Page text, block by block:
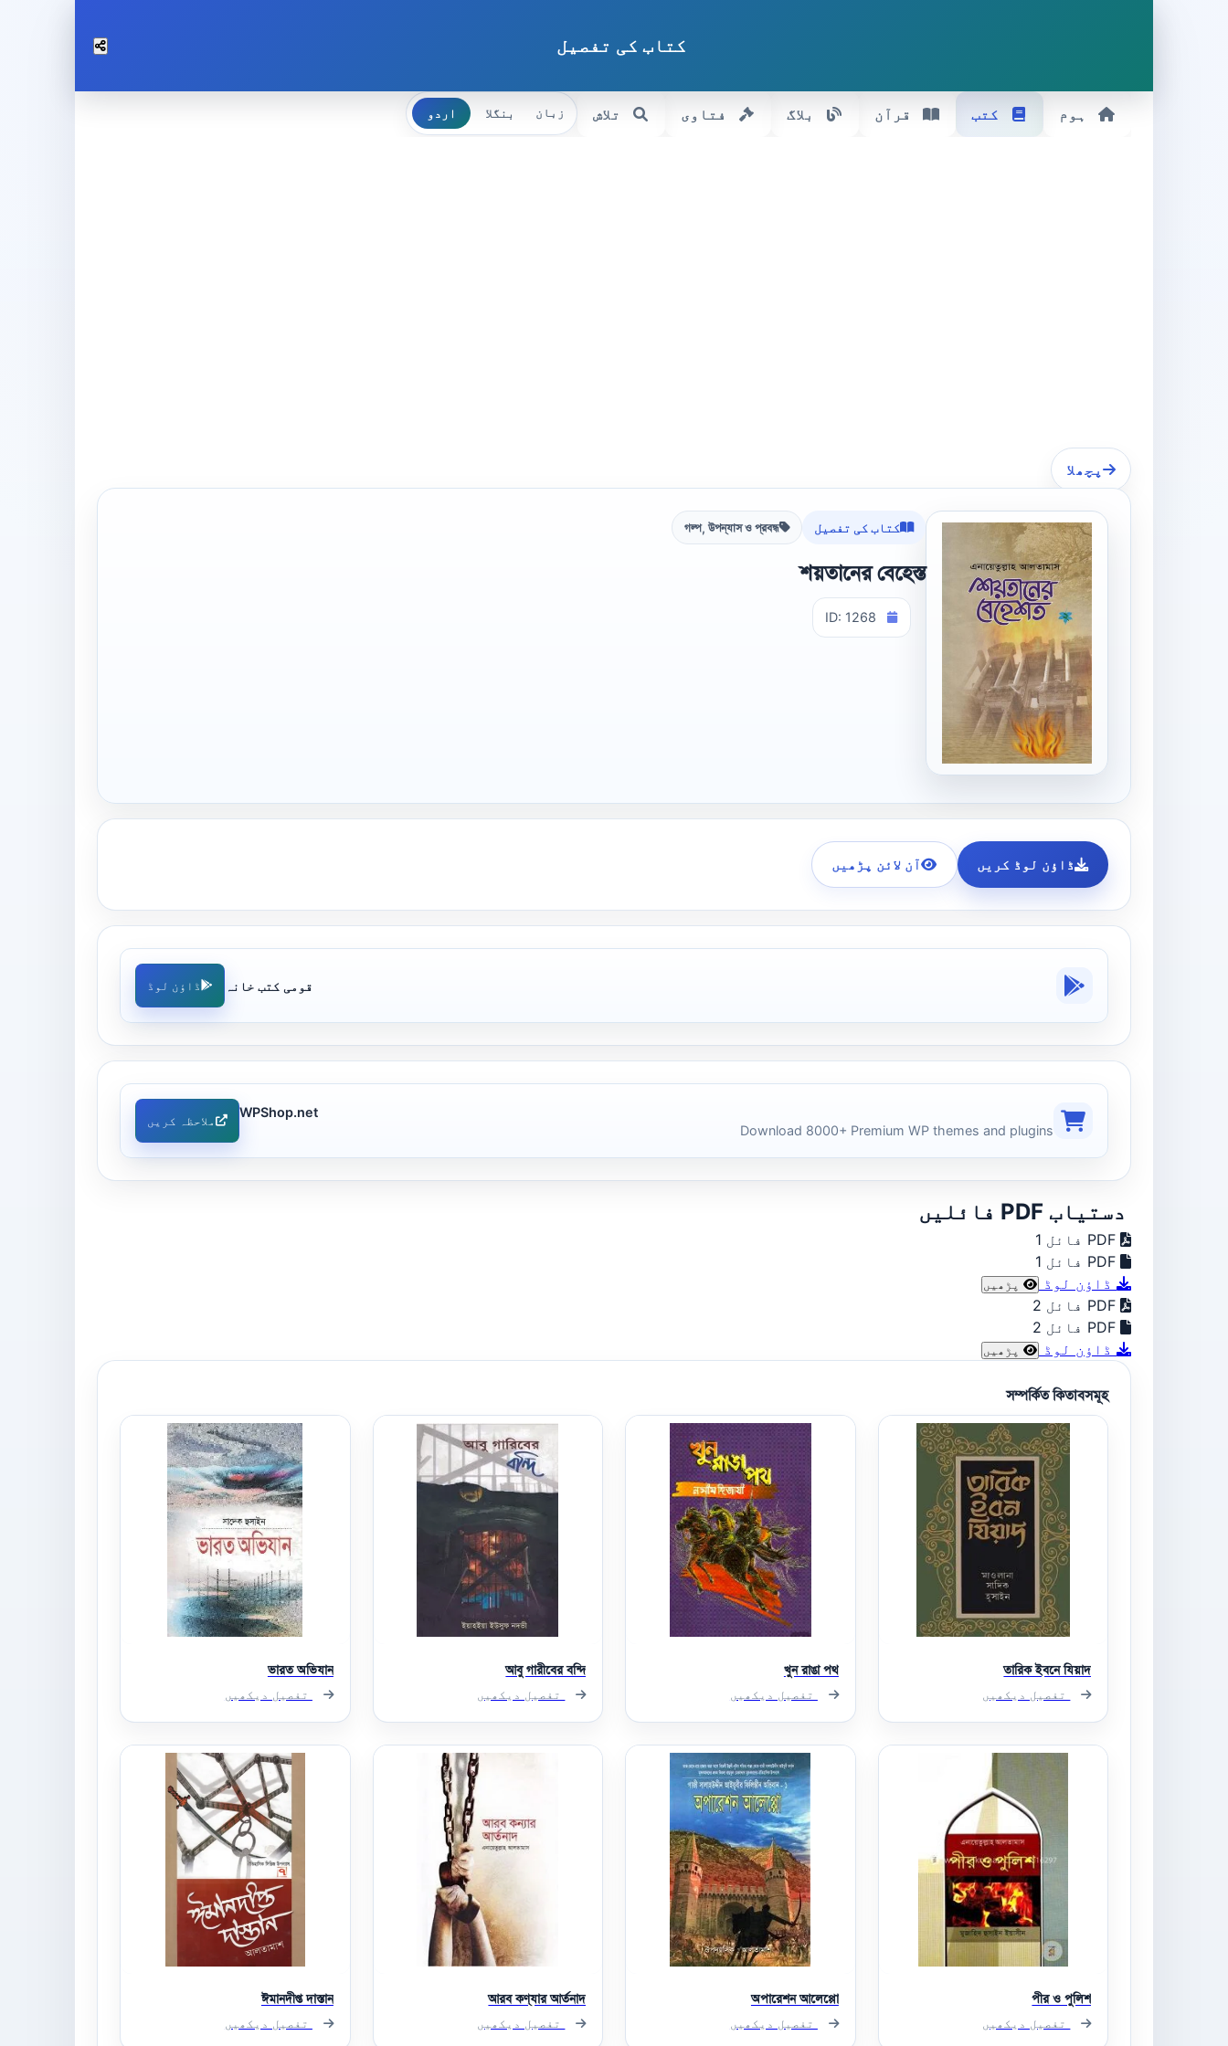
کتاب کی تفصیل
ہوم کتب قرآن بلاگ فتاوی تلاش زبان بنگلا اردو
پچھلا
کتاب کی تفصیل গল্প, উপন্যাস ও প্রবন্ধ
শয়তানের বেহেস্ত
ID: 1268
ڈاؤن لوڈ کریں آن لائن پڑھیں
قومی کتب خانہ ڈاؤن لوڈ
WPShop.net
Download 8000+ Premium WP themes and plugins
ملاحظہ کریں
دستیاب PDF فائلیں
PDF فائل 1
ڈاؤن لوڈ
PDF فائل 2
ڈاؤن لوڈ
সম্পর্কিত কিতাবসমূহ
তারিক ইবনে যিয়াদ
تفصیل دیکھیں
খুন রাঙা পথ
تفصیل دیکھیں
আবু গারীবের বন্দি
تفصیل دیکھیں
ভারত অভিযান
تفصیل دیکھیں
পীর ও পুলিশ
تفصیل دیکھیں
অপারেশন আলেপ্পো
تفصیل دیکھیں
আরব কণ্যার আর্তনাদ
تفصیل دیکھیں
ঈমানদীপ্ত দাস্তান
تفصیل دیکھیں